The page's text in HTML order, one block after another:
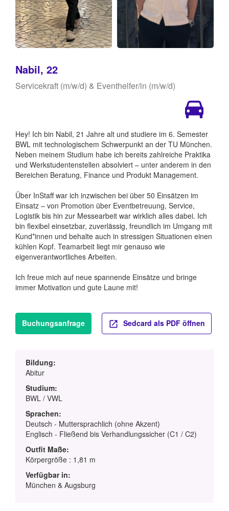
Nabil, 22
Servicekraft (m/w/d) & Eventhelfer/in (m/w/d)
Hey! Ich bin Nabil, 21 Jahre alt und studiere im 6. Semester
BWL mit technologischem Schwerpunkt an der TU München.
Neben meinem Studium habe ich bereits zahlreiche Praktika
und Werkstudentenstellen absolviert – unter anderem in den
Bereichen Beratung, Finance und Produkt Management.
Über InStaff war ich inzwischen bei über 50 Einsätzen im
Einsatz – von Promotion über Eventbetreuung, Service,
Logistik bis hin zur Messearbeit war wirklich alles dabei. Ich
bin flexibel einsetzbar, zuverlässig, freundlich im Umgang mit
Kund*innen und behalte auch in stressigen Situationen einen
kühlen Kopf. Teamarbeit liegt mir genauso wie
eigenverantwortliches Arbeiten.
Ich freue mich auf neue spannende Einsätze und bringe
immer Motivation und gute Laune mit!
Buchungsanfrage Sedcard als PDF öffnen
Bildung:
Abitur
Studium:
BWL / VWL
Sprachen:
Deutsch - Muttersprachlich (ohne Akzent)
Englisch - Fließend bis Verhandlungssicher (C1 / C2)
Outfit Maße:
Körpergröße : 1,81 m
Verfügbar in:
München & Augsburg